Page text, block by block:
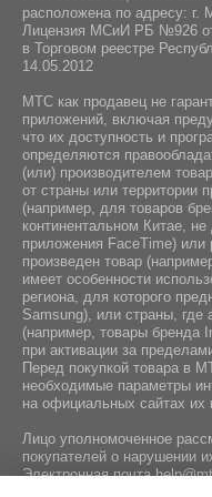
расположена по адресу: г.
Лицензия МСиИ РБ №926 от
в Торговом реестре
14.05.2012
МТС как продавец не
приложений, включая
что их доступность и
определяются
(или) производителем
от страны или территории
(например, для товаров
континентальном Китае,
приложения FaceTime) или
произведен товар
имеет особенности
региона, для которого
Samsung), или страны, где
(например, товары бренда
при активации за
Перед покупкой товара в
необходимые параметры
на официальных сайтах их
Лицо уполномоченное
покупателей о нарушении
Электронная почта